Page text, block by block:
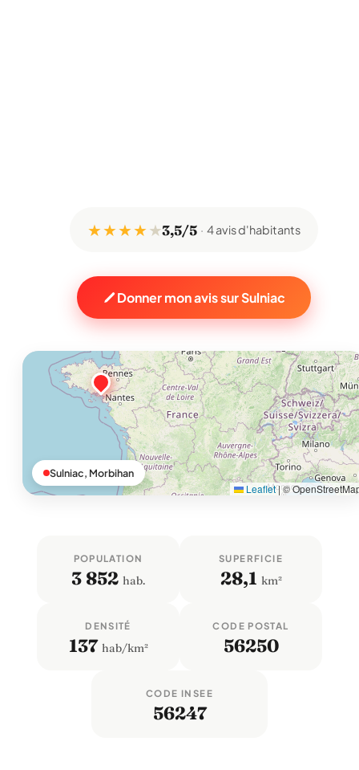
★ ★ ★ ★★3,5/5 4 avis d'habitants
Donner mon avis sur Sulniac
Leaflet|©
Sulniac, Morbihan
POPULATION
3 852 hab.
SUPERFICIE
28,1 km²
DENSITÉ
137 hab/km²
CODE POSTAL
56250
CODE INSEE
56247